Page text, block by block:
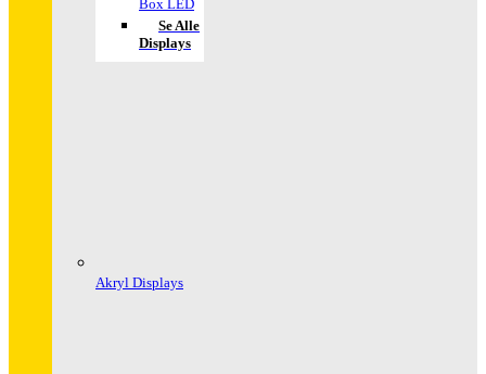
Box LED
Se Alle
Displays
Akryl Displays